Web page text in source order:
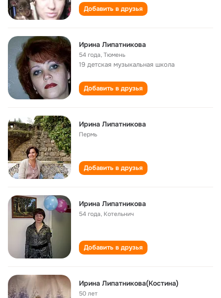
Добавить в друзья
Ирина Липатникова
54 года,Тюмень
19 детская музыкальная школа
Добавить в друзья
Ирина Липатникова
Пермь
Добавить в друзья
Ирина Липатникова
54 года, Котельнич
Добавить в друзья
Ирина Липатникова(Костина)
50 лет